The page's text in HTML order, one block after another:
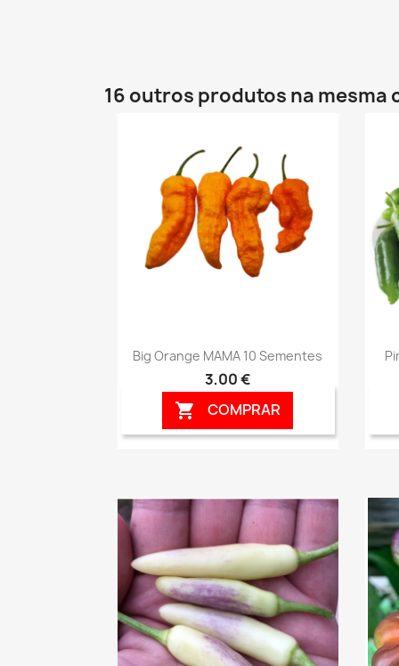
16 outros produtos na mesma
Vista rápida
Big Orange MAMA 10 Sementes
3,00 €
 COMPRAR